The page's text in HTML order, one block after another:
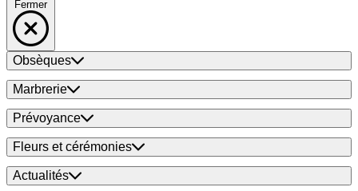
Fermer
Obsèques
Marbrerie
Prévoyance
Fleurs et cérémonies
Actualités